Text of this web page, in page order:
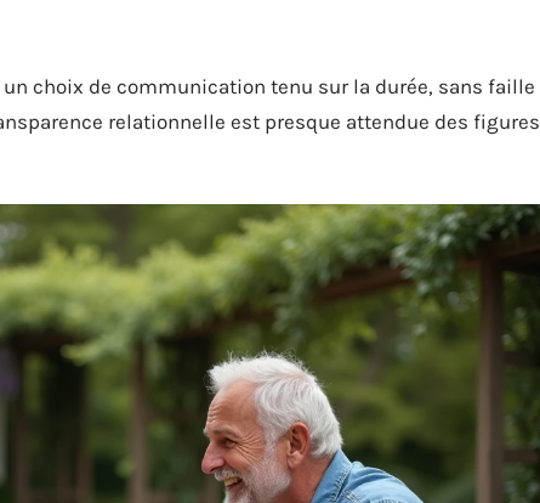
choix de communication tenu sur la durée, sans faille
relationnelle est presque attendue des figures